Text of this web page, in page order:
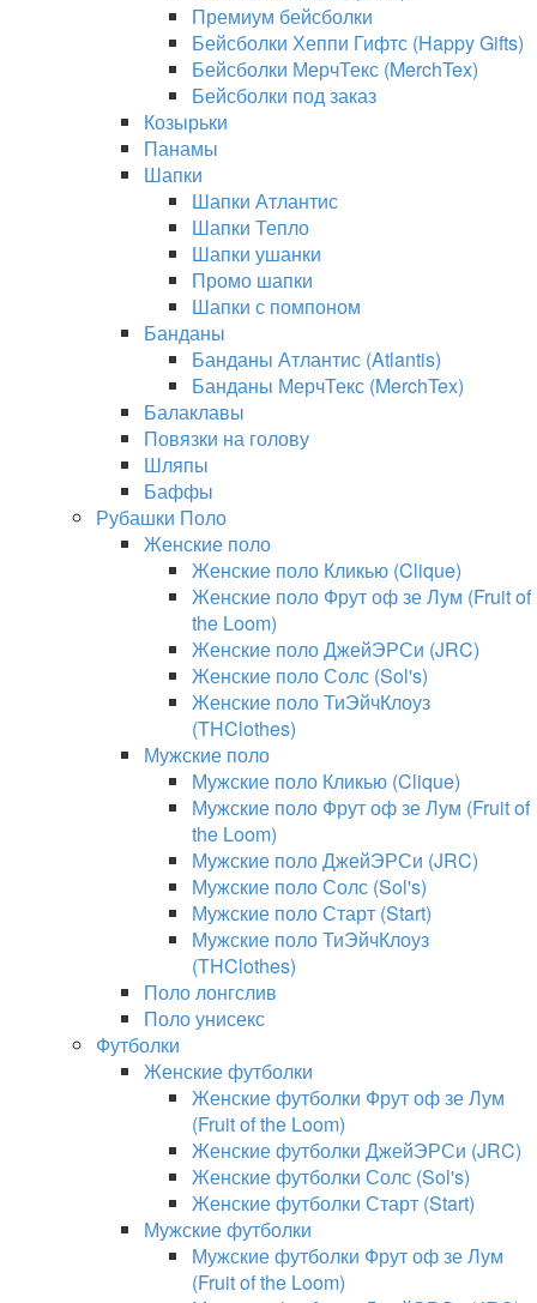
Премиум бейсболки
Бейсболки Хеппи Гифтс (Happy Gifts)
Бейсболки МерчТекс (MerchTex)
Бейсболки под заказ
Козырьки
Панамы
Шапки
Шапки Атлантис
Шапки Тепло
Шапки ушанки
Промо шапки
Шапки с помпоном
Банданы
Банданы Атлантис (Atlantis)
Банданы МерчТекс (MerchTex)
Балаклавы
Повязки на голову
Шляпы
Баффы
Рубашки Поло
Женские поло
Женские поло Кликью (Clique)
Женские поло Фрут оф зе Лум (Fruit of
the Loom)
Женские поло ДжейЭРСи (JRC)
Женские поло Солс (Sol's)
Женские поло ТиЭйчКлоуз
(THClothes)
Мужские поло
Мужские поло Кликью (Clique)
Мужские поло Фрут оф зе Лум (Fruit of
the Loom)
Мужские поло ДжейЭРСи (JRC)
Мужские поло Солс (Sol's)
Мужские поло Старт (Start)
Мужские поло ТиЭйчКлоуз
(THClothes)
Поло лонгслив
Поло унисекс
Футболки
Женские футболки
Женские футболки Фрут оф зе Лум
(Fruit of the Loom)
Женские футболки ДжейЭРСи (JRC)
Женские футболки Солс (Sol's)
Женские футболки Старт (Start)
Мужские футболки
Мужские футболки Фрут оф зе Лум
(Fruit of the Loom)